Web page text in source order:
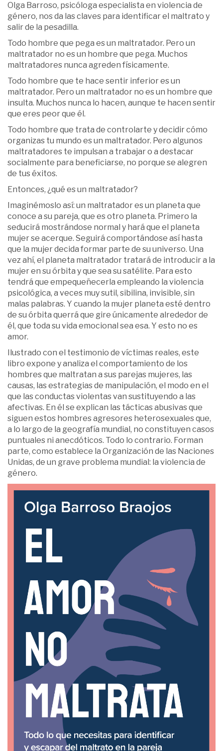
Olga Barroso, psicóloga especialista en violencia de
género, nos da las claves para identificar el maltrato y
salir de la pesadilla.
Todo hombre que pega es un maltratador. Pero un
maltratador no es un hombre que pega. Muchos
maltratadores nunca agreden físicamente.
Todo hombre que te hace sentir inferior es un
maltratador. Pero un maltratador no es un hombre que
insulta. Muchos nunca lo hacen, aunque te hacen sentir
que eres peor que él.
Todo hombre que trata de controlarte y decidir cómo
organizas tu mundo es un maltratador. Pero algunos
maltratadores te impulsan a trabajar o a destacar
socialmente para beneficiarse, no porque se alegren
de tus éxitos.
Entonces, ¿qué es un maltratador?
Imaginémoslo así: un maltratador es un planeta que
conoce a su pareja, que es otro planeta. Primero la
seducirá mostrándose normal y hará que el planeta
mujer se acerque. Seguirá comportándose así hasta
que la mujer decida formar parte de su universo. Una
vez ahí, el planeta maltratador tratará de introducir a la
mujer en su órbita y que sea su satélite. Para esto
tendrá que empequeñecerla empleando la violencia
psicológica, a veces muy sutil, sibilina, invisible, sin
malas palabras. Y cuando la mujer planeta esté dentro
de su órbita querrá que gire únicamente alrededor de
él, que toda su vida emocional sea esa. Y esto no es
amor.
Ilustrado con el testimonio de víctimas reales, este
libro expone y analiza el comportamiento de los
hombres que maltratan a sus parejas mujeres, las
causas, las estrategias de manipulación, el modo en el
que las conductas violentas van sustituyendo a las
afectivas. En él se explican las tácticas abusivas que
siguen estos hombres agresores heterosexuales que,
a lo largo de la geografía mundial, no constituyen casos
puntuales ni anecdóticos. Todo lo contrario. Forman
parte, como establece la Organización de las Naciones
Unidas, de un grave problema mundial: la violencia de
género.